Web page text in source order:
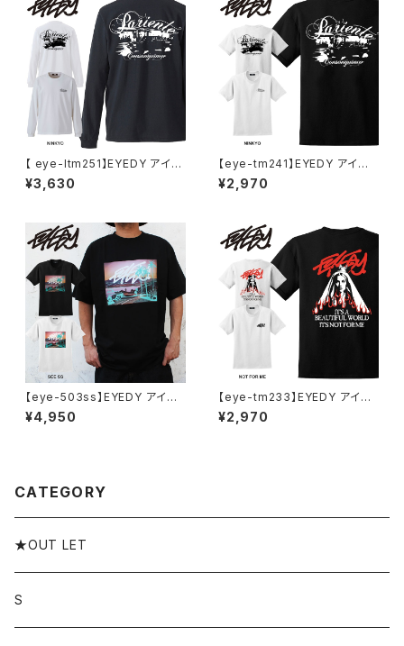
【 eye-ltm251】EYEDY アイデ
ィー 大きいサイズ メンズ ロング
Tシャツ NINKYO ロンT 長袖
E BLACK ホワイト ブラック
¥3,630
【eye-tm241】EYEDY アイディ
ー AGAIN ショートスリーブTシ
ャツ 大きいサイズ WHTIE BLA
おしゃれ
¥2,970
【eye-503ss】EYEDY アイデ
ィー SSメンズ レディース ユニ
セックス SEE 半袖 カットソー ブ
¥4,950
【eye-tm233】EYEDY アイデ
ィー NOT FOR ME ショートス
リーブTシャツ 大きいサイズ W
¥2,970
CATEGORY
★OUT LET
S